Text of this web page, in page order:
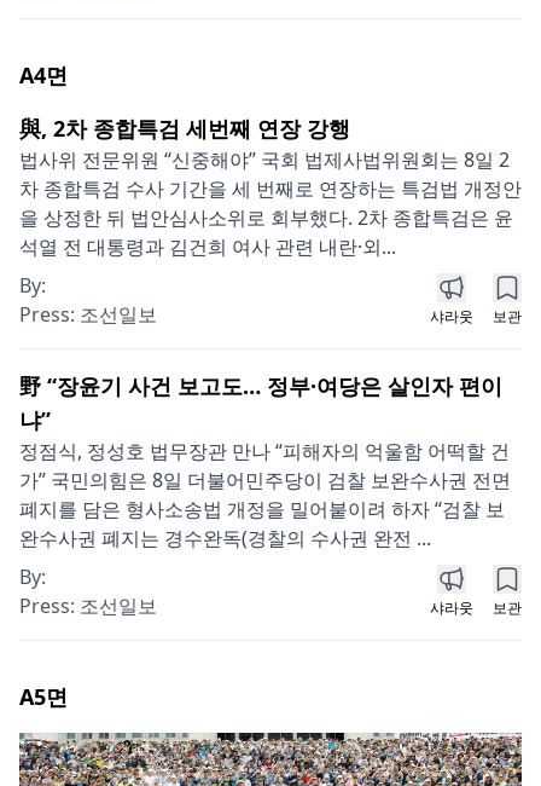
A4면
與, 2차 종합특검 세번째 연장 강행
법사위 전문위원 “신중해야” 국회 법제사법위원회는 8일 2
차 종합특검 수사 기간을 세 번째로 연장하는 특검법 개정안
을 상정한 뒤 법안심사소위로 회부했다. 2차 종합특검은 윤
석열 전 대통령과 김건희 여사 관련 내란·외...
By:
Press: 조선일보 샤라웃 보관
野 “장윤기 사건 보고도… 정부·여당은 살인자 편이
냐”
정점식, 정성호 법무장관 만나 “피해자의 억울함 어떡할 건
가” 국민의힘은 8일 더불어민주당이 검찰 보완수사권 전면
폐지를 담은 형사소송법 개정을 밀어붙이려 하자 “검찰 보
완수사권 폐지는 경수완독(경찰의 수사권 완전 ...
By:
Press: 조선일보 샤라웃 보관
A5면